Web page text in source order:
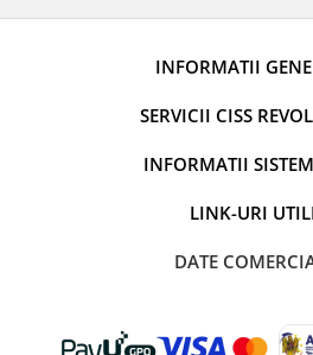
INFORMATII
SERVICII CISS
INFORMATII
LINK-URI
DATE